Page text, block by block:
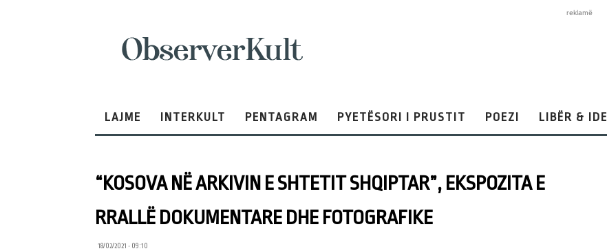
reklamë
LAJME INTERKULT PENTAGRAM PYETËSORI I PRUSTIT POEZI LIBËR & IDE
“KOSOVA NË ARKIVIN E SHTETIT SHQIPTAR”, EKSPOZITA E
RRALLË DOKUMENTARE DHE FOTOGRAFIKE
18/02/2021 • 09:10